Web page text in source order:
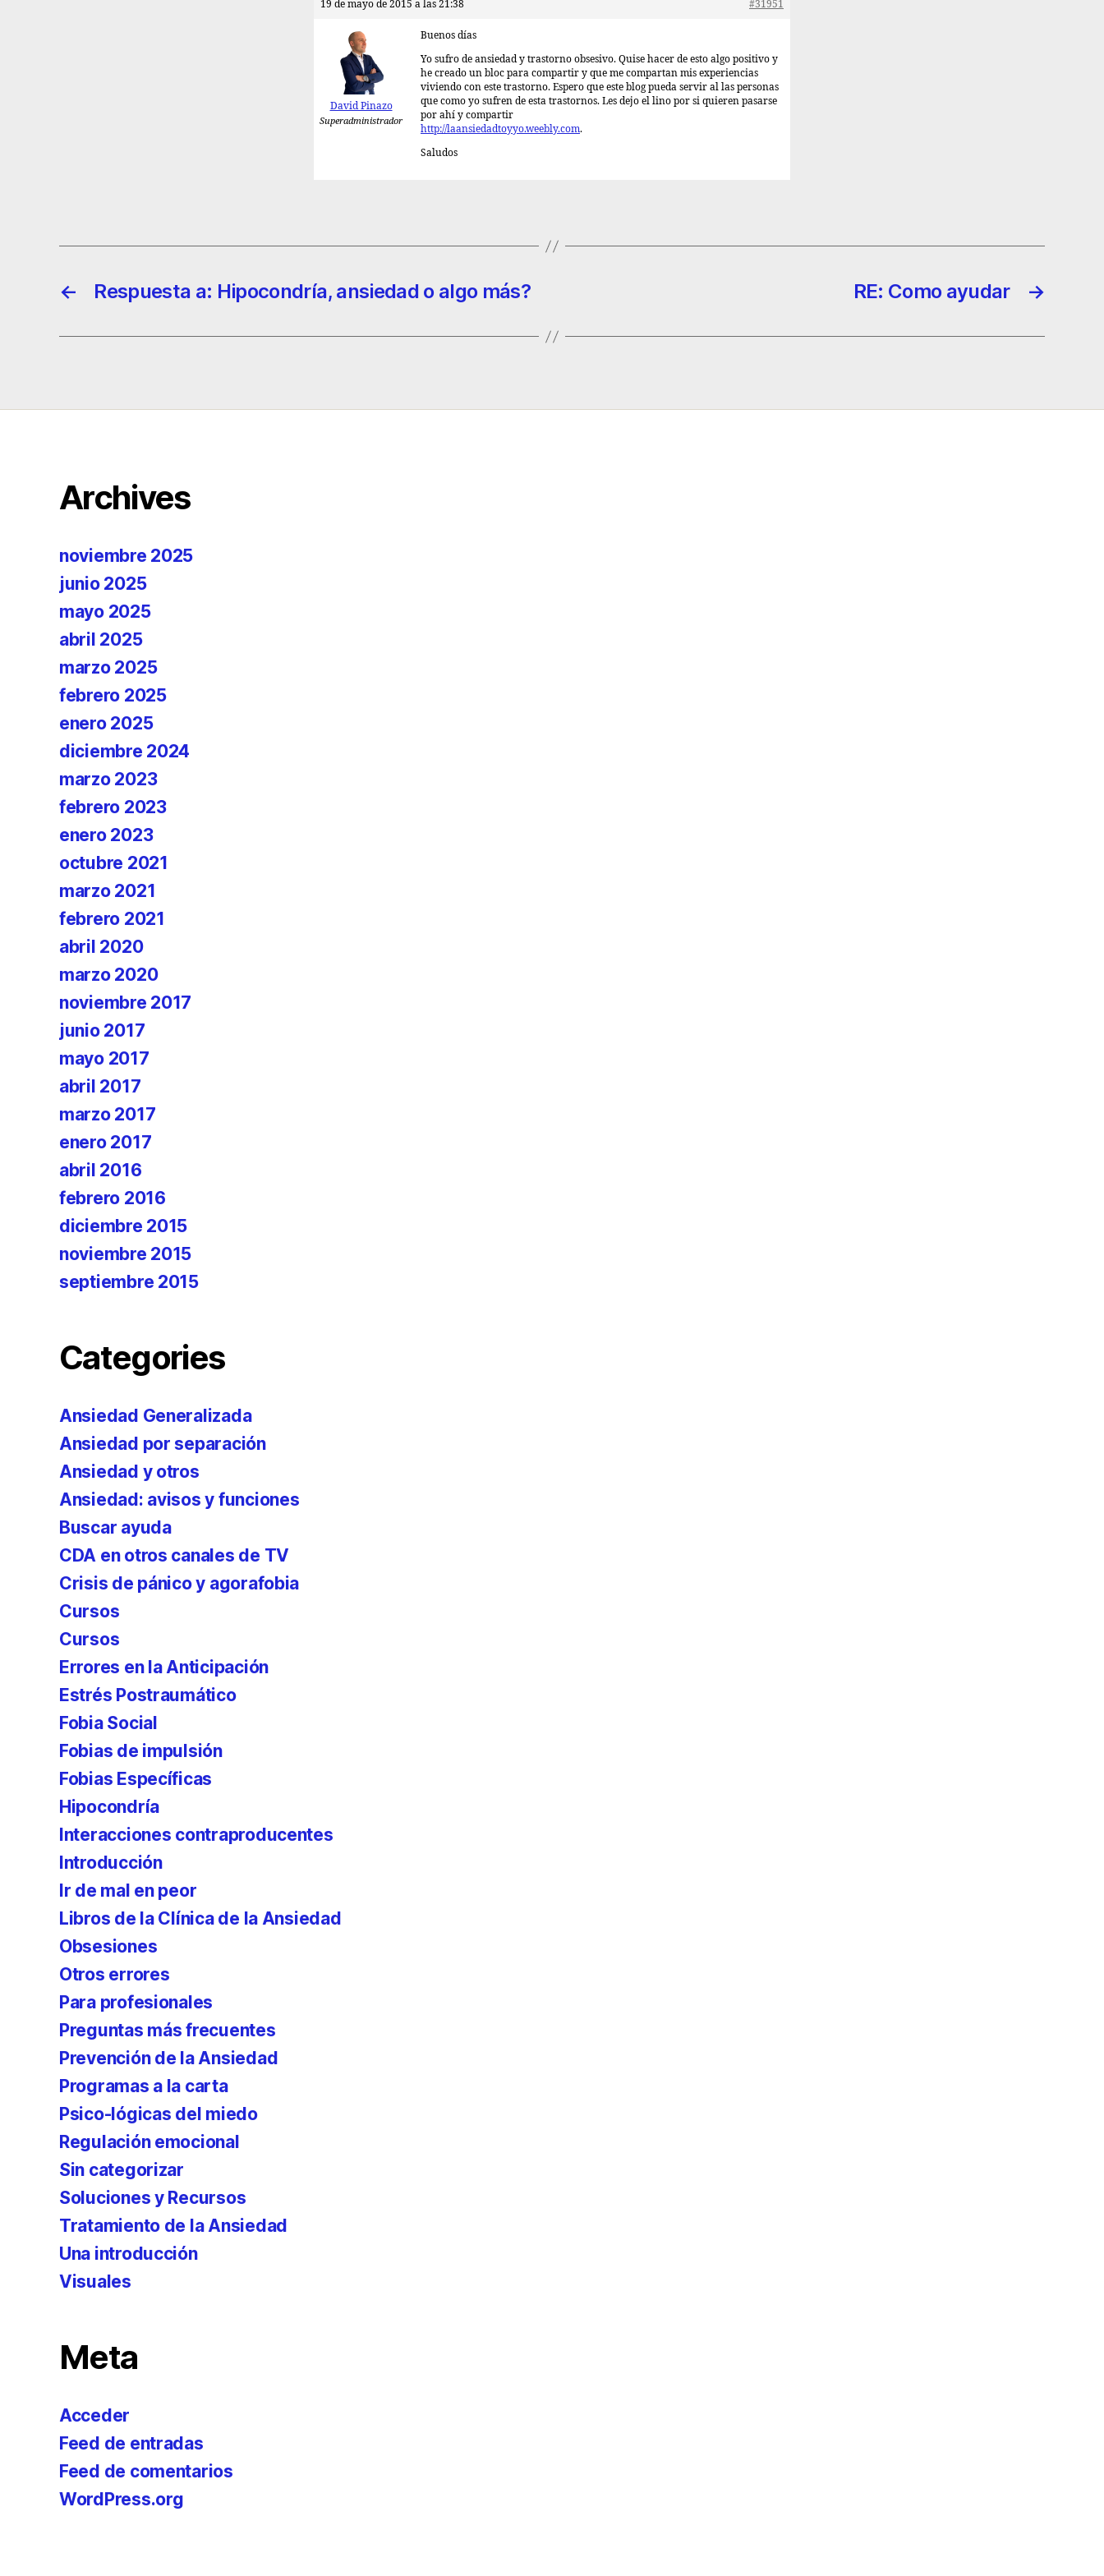
19 de mayo de 2015 a las 21:38 #31951
David Pinazo
Superadministrador
Buenos días
Yo sufro de ansiedad y trastorno obsesivo. Quise hacer de esto algo positivo y
he creado un bloc para compartir y que me compartan mis experiencias
viviendo con este trastorno. Espero que este blog pueda servir al las personas
que como yo sufren de esta trastornos. Les dejo el lino por si quieren pasarse
por ahí y compartir
http://laansiedadtoyyo.weebly.com.
Saludos
← Respuesta a: Hipocondría, ansiedad o algo más? →
RE: Como ayudar
Archives
noviembre 2025
junio 2025
mayo 2025
abril 2025
marzo 2025
febrero 2025
enero 2025
diciembre 2024
marzo 2023
febrero 2023
enero 2023
octubre 2021
marzo 2021
febrero 2021
abril 2020
marzo 2020
noviembre 2017
junio 2017
mayo 2017
abril 2017
marzo 2017
enero 2017
abril 2016
febrero 2016
diciembre 2015
noviembre 2015
septiembre 2015
Categories
Ansiedad Generalizada
Ansiedad por separación
Ansiedad y otros
Ansiedad: avisos y funciones
Buscar ayuda
CDA en otros canales de TV
Crisis de pánico y agorafobia
Cursos
Cursos
Errores en la Anticipación
Estrés Postraumático
Fobia Social
Fobias de impulsión
Fobias Específicas
Hipocondría
Interacciones contraproducentes
Introducción
Ir de mal en peor
Libros de la Clínica de la Ansiedad
Obsesiones
Otros errores
Para profesionales
Preguntas más frecuentes
Prevención de la Ansiedad
Programas a la carta
Psico-lógicas del miedo
Regulación emocional
Sin categorizar
Soluciones y Recursos
Tratamiento de la Ansiedad
Una introducción
Visuales
Meta
Acceder
Feed de entradas
Feed de comentarios
WordPress.org